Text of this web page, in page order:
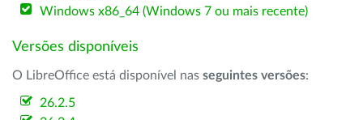
Windows x86_64 (Windows 7 ou mais recente)
Versões disponíveis
O LibreOffice está disponível nas seguintes versões:
26.2.5